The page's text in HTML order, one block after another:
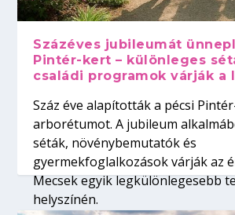
Százéves jubileumát
Pintér-kert – különleges
családi programok várják a
Száz éve alapították a pécsi
arborétumot. A jubileum
séták, növénybemutatók és
gyermekfoglalkozások várják az
Mecsek egyik legkülönlegesebb
helyszínén.